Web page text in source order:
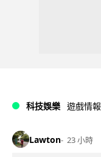
科技娛樂 遊戲情報
Lawton 23 小時